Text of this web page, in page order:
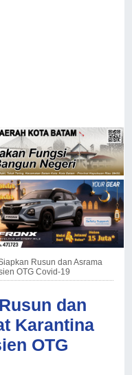
Rusun dan Asrama
OTG Covid-19
dan
Karantina
OTG